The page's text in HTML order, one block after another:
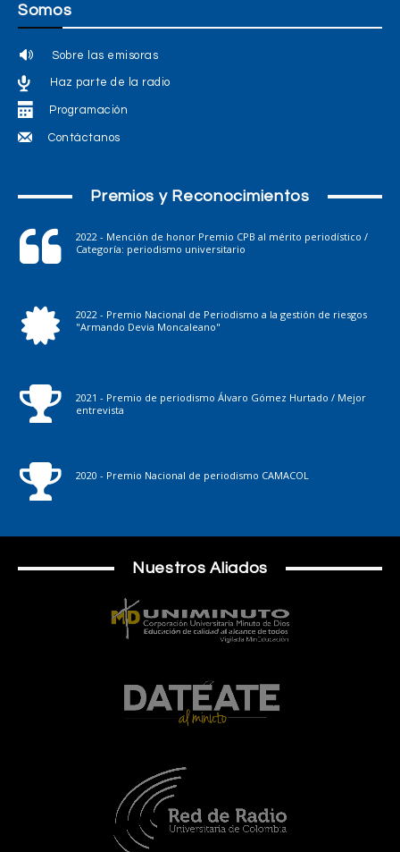
Somos
Sobre las emisoras
Haz parte de la radio
Programación
Contáctanos
Premios y Reconocimientos
2022 - Mención de honor Premio CPB al mérito periodístico /
Categoría: periodismo universitario
2022 - Premio Nacional de Periodismo a la gestión de riesgos
"Armando Devia Moncaleano"
2021 - Premio de periodismo Álvaro Gómez Hurtado / Mejor
entrevista
2020 - Premio Nacional de periodismo CAMACOL
Nuestros Aliados